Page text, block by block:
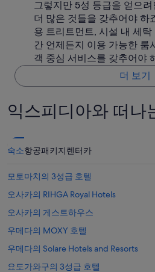
그렇지만 5성 등급을 얻으
더 많은 것들을 갖추어야 하
용 트리트먼트, 시설 내 세
간 언제든지 이용 가능한 룸
객 중심 서비스를 갖추어야
더 보기
익스피디아와 떠나
숙소항공패키지렌터카
모토마치의 3성급 호텔
오사카의 RIHGA Royal Hotels
오사카의 게스트하우스
우메다의 MOXY 호텔
우메다의 Solare Hotels and Resorts
요도가와구의 3성급 호텔